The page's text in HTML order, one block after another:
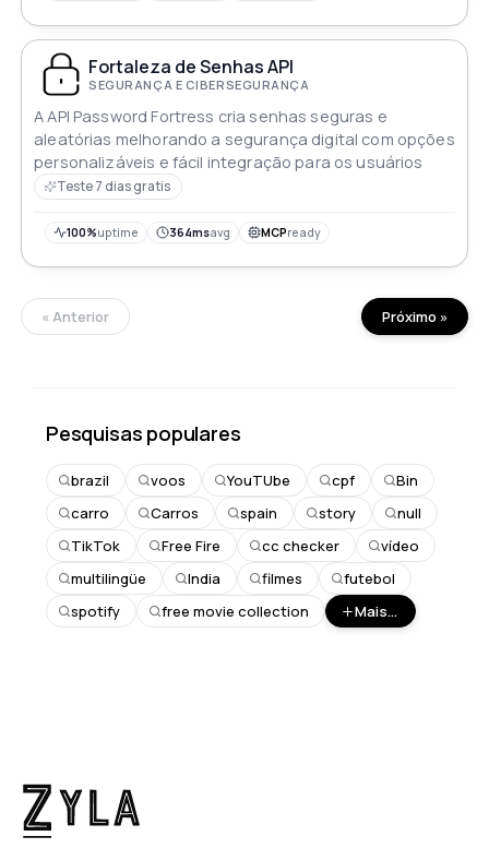
Fortaleza de Senhas API
SEGURANÇA E CIBERSEGURANÇA
A API Password Fortress cria senhas seguras e
aleatórias melhorando a segurança digital com opções
personalizáveis e fácil integração para os usuários
Teste 7 dias gratis
100%uptime 364msavg MCPready
« Anterior Próximo »
Pesquisas populares
brazil voos YouTUbe cpf
Bin
carro
Carros spain story
null
TikTok
Free Fire cc checker
vídeo
multilingüe
India filmes
futebol
spotify
free movie collection Mais...